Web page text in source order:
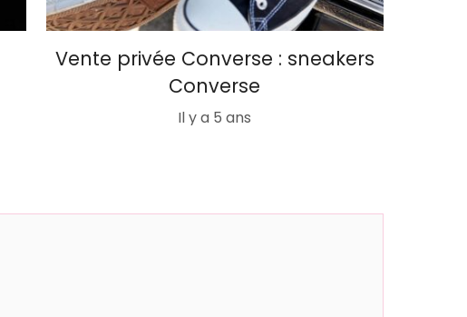
Vente privée Converse : sneakers
Converse
Il y a 5 ans